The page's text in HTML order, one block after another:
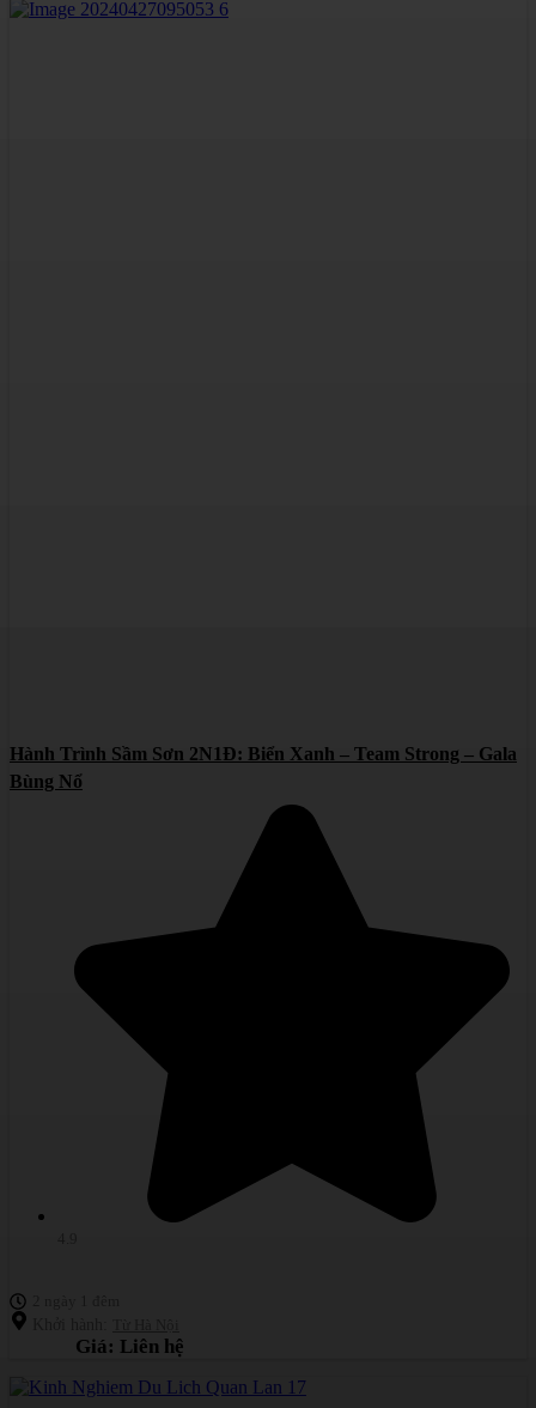
Hành Trình Sầm Sơn 2N1Đ: Biển Xanh – Team Strong – Gala
Bùng Nổ
Giá: Liên hệ